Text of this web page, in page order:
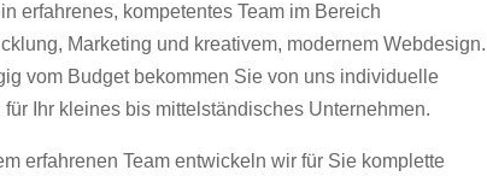
erfahrenes, kompetentes Team im Bereich
Marketing und kreativem, modernem Webdesign.
vom Budget bekommen Sie von uns individuelle
für Ihr kleines bis mittelständisches Unternehmen.
erfahrenen Team entwickeln wir für Sie komplette